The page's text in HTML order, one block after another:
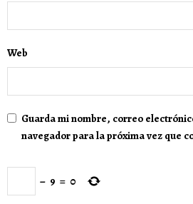
Web
Guarda mi nombre, correo
navegador para la próxima vez que
− 9 = 0